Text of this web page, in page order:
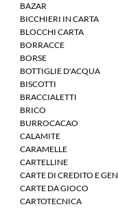
BAZAR
BICCHIERI IN CARTA
BLOCCHI CARTA
BORRACCE
BORSE
BOTTIGLIE D'ACQUA
BISCOTTI
BRACCIALETTI
BRICO
BURROCACAO
CALAMITE
CARAMELLE
CARTELLINE
CARTE DI CREDITO E
CARTE DA GIOCO
CARTOTECNICA